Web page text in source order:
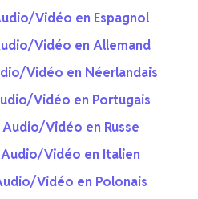
Vidéo en Espagnol
Vidéo en Allemand
Vidéo en Néerlandais
Vidéo en Portugais
Audio/Vidéo en Russe
Audio/Vidéo en Italien
Vidéo en Polonais